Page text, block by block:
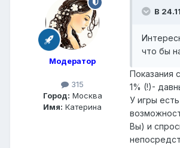
Модератор
315
Город: Москва
Имя: Катерина
В
что бы
Показания
1% (!)-
У игры
Вы) и